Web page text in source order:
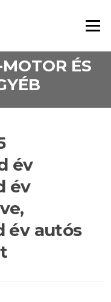
Menü
ÉS
év
év
év autós